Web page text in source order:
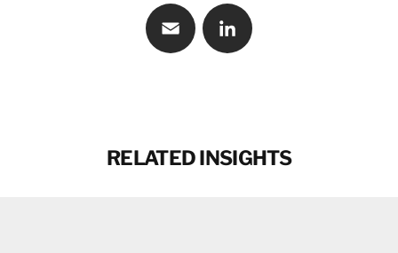
RELATED INSIGHTS